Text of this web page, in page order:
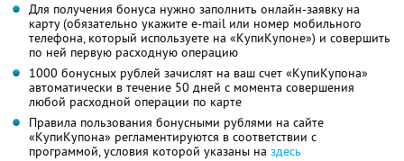
Для получения бонуса нужно заполнить онлайн-заявку на
карту (обязательно укажите e-mail или номер мобильного
телефона, который используете на «КупиКупоне») и совершить
по ней первую расходную операцию
1000 бонусных рублей зачислят на ваш счет «КупиКупона»
автоматически в течение 50 дней с момента совершения
любой расходной операции по карте
Правила пользования бонусными рублями на сайте
«КупиКупона» регламентируются в соответствии с
программой, условия которой указаны на здесь